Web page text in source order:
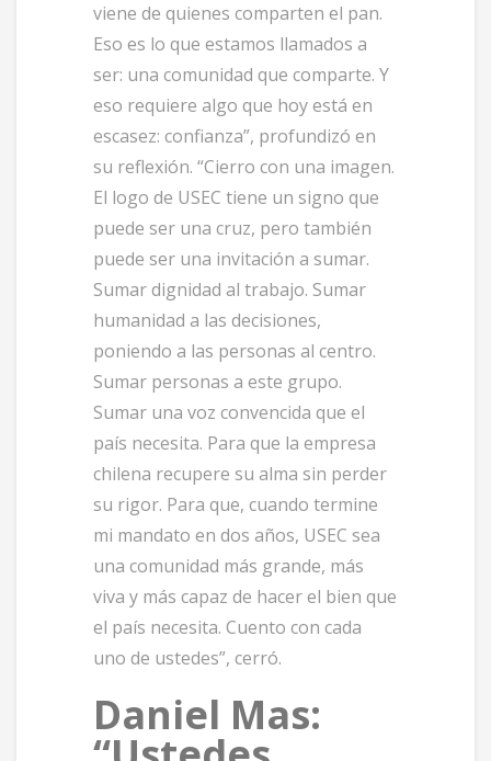
viene de quienes comparten el pan.
Eso es lo que estamos llamados a
ser: una comunidad que comparte. Y
eso requiere algo que hoy está en
escasez: confianza”, profundizó en
su reflexión. “Cierro con una imagen.
El logo de USEC tiene un signo que
puede ser una cruz, pero también
puede ser una invitación a sumar.
Sumar dignidad al trabajo. Sumar
humanidad a las decisiones,
poniendo a las personas al centro.
Sumar personas a este grupo.
Sumar una voz convencida que el
país necesita. Para que la empresa
chilena recupere su alma sin perder
su rigor. Para que, cuando termine
mi mandato en dos años, USEC sea
una comunidad más grande, más
viva y más capaz de hacer el bien que
el país necesita. Cuento con cada
uno de ustedes”, cerró.
Daniel Mas: